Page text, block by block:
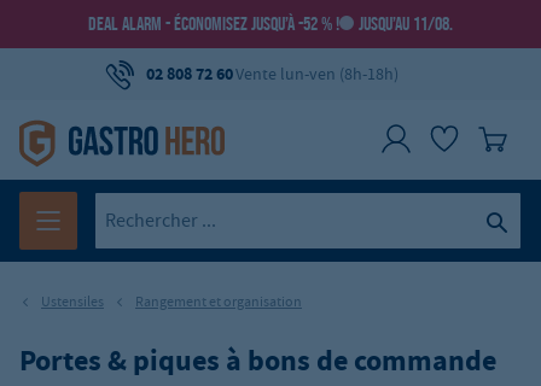
DEAL ALARM - ÉCONOMISEZ JUSQU’À -52 % ! JUSQU’AU 11/08.
02 808 72 60Vente lun-ven (8h-18h)
Ustensiles Rangement et organisation
Portes & piques à bons de commande